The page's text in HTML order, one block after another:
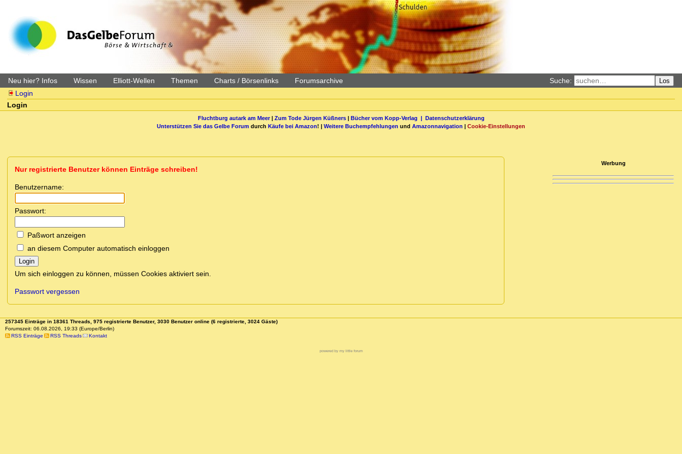
Neu hier? Infos Wissen Elliott-Wellen Themen Charts / Börsenlinks Forumsarchive Suche: Los
Login
Login
Fluchtburg autark am Meer| Zum Tode Jürgen Küßners| Bücher vom Kopp-Verlag | Datenschutzerklärung
Unterstützen Sie das Gelbe Forum durch Käufe bei Amazon! | Weitere Buchempfehlungen und Amazonnavigation | Cookie-Einstellungen
Nur registrierte Benutzer können Einträge schreiben!
Benutzername:
Passwort:
Paßwort anzeigen
an diesem Computer automatisch einloggen
Login
Um sich einloggen zu können, müssen Cookies aktiviert sein.
Passwort vergessen
Werbung
257345 Einträge in 18361 Threads, 975 registrierte Benutzer, 3030 Benutzer online (6 registrierte, 3024 Gäste)
Forumszeit: 06.08.2026, 19:33 (Europe/Berlin)
RSS Einträge
RSS Threads Kontakt
powered by my little forum